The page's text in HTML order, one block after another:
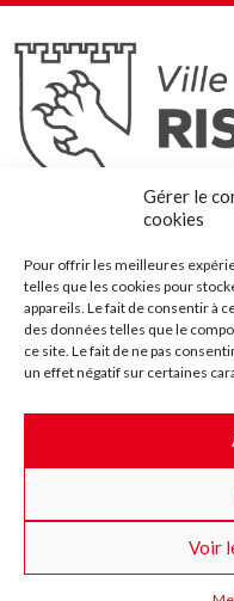
Gérer le
cookies
Pour offrir les meilleures
telles que les cookies pour
appareils. Le fait de consentir à
des données telles que le
ce site. Le fait de ne pas
un effet négatif sur certaines
Voir
@2022
Les